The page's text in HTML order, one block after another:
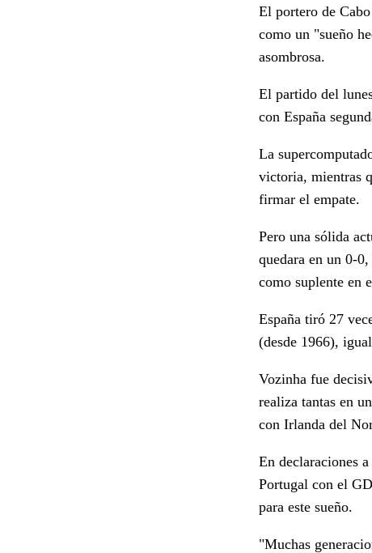
El portero de
como un "sueño
asombrosa.
El partido del
con España
La
victoria, mientras
firmar el empate.
Pero una sólida
quedara en un 0-
como suplente en
España tiró 27
(desde 1966),
Vozinha fue
realiza tantas en
con Irlanda del
En declaraciones
Portugal con el
para este sueño.
"Muchas